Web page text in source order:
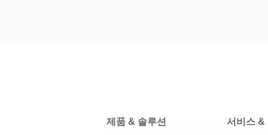
제품 & 솔루션 서비스 &